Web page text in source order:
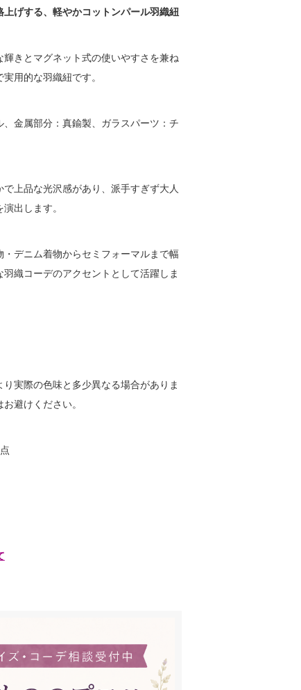
げする、軽やかコットンパール羽織紐
輝きとマグネット式の使いやすさを兼ね
用的な羽織紐です。
、金属部分：真鍮製、ガラスパーツ：チ
で上品な光沢感があり、派手すぎず大人
出します。
・デニム着物からセミフォーマルまで幅
織コーデのアクセントとして活躍しま
り実際の色味と多少異なる場合がありま
避けください。